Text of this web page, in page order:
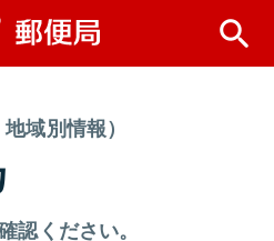
域別情報）
認ください。